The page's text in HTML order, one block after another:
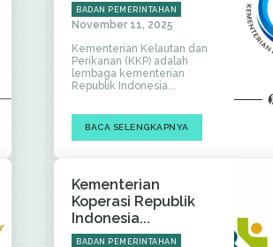
BADAN PEMERINTAHAN
November 11, 2025
Kementerian Kelautan dan
Perikanan (KKP) adalah
lembaga kementerian
Republik Indonesia...
BACA SELENGKAPNYA
Kementerian
Koperasi Republik
Indonesia...
BADAN PEMERINTAHAN